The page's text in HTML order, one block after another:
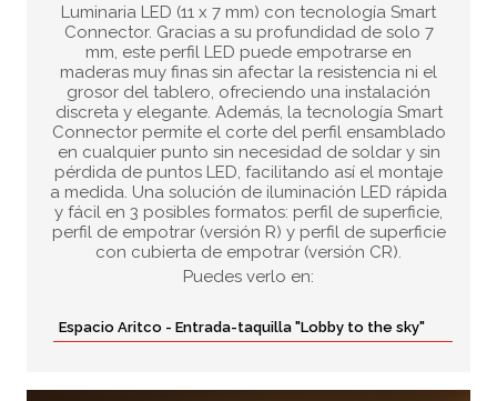
Luminaria LED (11 x 7 mm) con tecnología Smart
Connector. Gracias a su profundidad de solo 7
mm, este perfil LED puede empotrarse en
maderas muy finas sin afectar la resistencia ni el
grosor del tablero, ofreciendo una instalación
discreta y elegante. Además, la tecnología Smart
Connector permite el corte del perfil ensamblado
en cualquier punto sin necesidad de soldar y sin
pérdida de puntos LED, facilitando así el montaje
a medida. Una solución de iluminación LED rápida
y fácil en 3 posibles formatos: perfil de superficie,
perfil de empotrar (versión R) y perfil de superficie
con cubierta de empotrar (versión CR).
Puedes verlo en:
Espacio Aritco - Entrada-taquilla "Lobby to the sky"